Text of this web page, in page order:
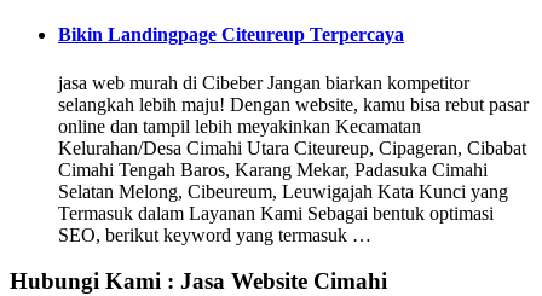
Bikin Landingpage Citeureup Terpercaya
jasa web murah di Cibeber Jangan biarkan kompetitor
selangkah lebih maju! Dengan website, kamu bisa rebut pasar
online dan tampil lebih meyakinkan Kecamatan
Kelurahan/Desa Cimahi Utara Citeureup, Cipageran, Cibabat
Cimahi Tengah Baros, Karang Mekar, Padasuka Cimahi
Selatan Melong, Cibeureum, Leuwigajah Kata Kunci yang
Termasuk dalam Layanan Kami Sebagai bentuk optimasi
SEO, berikut keyword yang termasuk …
Hubungi Kami : Jasa Website Cimahi